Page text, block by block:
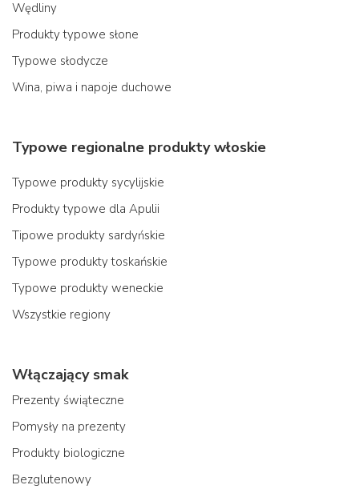
Wędliny
Produkty typowe słone
Typowe słodycze
Wina, piwa i napoje duchowe
Typowe regionalne produkty włoskie
Typowe produkty sycylijskie
Produkty typowe dla Apulii
Tipowe produkty sardyńskie
Typowe produkty toskańskie
Typowe produkty weneckie
Wszystkie regiony
Włączający smak
Prezenty świąteczne
Pomysły na prezenty
Produkty biologiczne
Bezglutenowy